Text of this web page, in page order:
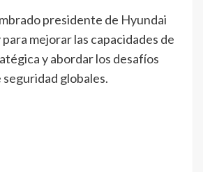
presidente de Hyundai
mejorar las capacidades de
y abordar los desafíos
globales.